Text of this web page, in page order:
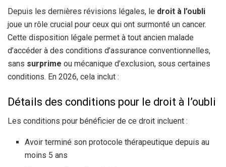
Depuis les dernières révisions légales, le droit à l’oubli
joue un rôle crucial pour ceux qui ont surmonté un cancer.
Cette disposition légale permet à tout ancien malade
d’accéder à des conditions d’assurance conventionnelles,
sans surprime ou mécanique d’exclusion, sous certaines
conditions. En 2026, cela inclut :
Détails des conditions pour le droit à l’oubli
Les conditions pour bénéficier de ce droit incluent :
Avoir terminé son protocole thérapeutique depuis au
moins 5 ans